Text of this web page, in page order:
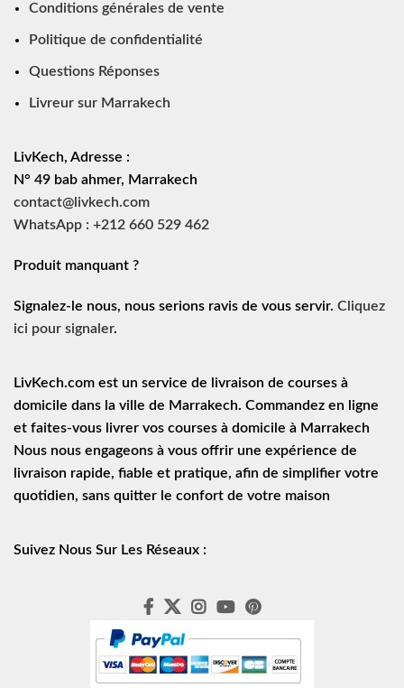
Conditions générales de vente
Politique de confidentialité
Questions Réponses
Livreur sur Marrakech
LivKech, Adresse :
N° 49 bab ahmer, Marrakech
contact@livkech.com
WhatsApp : +212 660 529 462
Produit manquant ?
Signalez-le nous, nous serions ravis de vous servir. Cliquez
ici pour signaler.
LivKech.com est un service de
livraison de courses à
domicile dans la ville de Marrakech. Commandez en ligne
et faites-vous livrer vos courses à domicile à Marrakech
Nous nous engageons à vous offrir une expérience de
livraison rapide, fiable et pratique, afin de simplifier votre
quotidien, sans quitter le confort de votre maison
Suivez Nous Sur Les Réseaux :